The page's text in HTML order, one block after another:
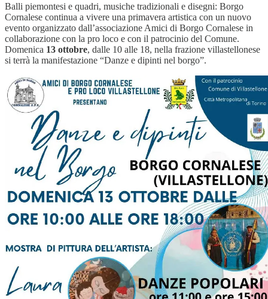
Balli piemontesi e quadri, musiche tradizionali e disegni: Borgo
Cornalese continua a vivere una primavera artistica con un nuovo
evento organizzato dall’associazione Amici di Borgo Cornalese in
collaborazione con la pro loco e con il patrocinio del Comune.
Domenica 13 ottobre, dalle 10 alle 18, nella frazione villastellonese
si terrà la manifestazione “Danze e dipinti nel borgo”.